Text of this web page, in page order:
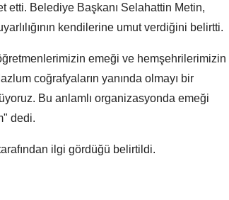
etti. Belediye Başkanı Selahattin Metin,
kendilerine umut verdiğini belirtti.
emeği ve hemşehrilerimizin
coğrafyaların yanında olmayı bir
Bu anlamlı organizasyonda emeği
dedi.
ilgi gördüğü belirtildi.